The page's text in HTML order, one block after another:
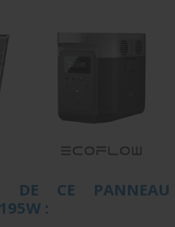
DE CE PANNEAU
: